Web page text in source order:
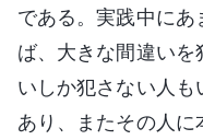
である。実践中に
ば、大きな間違い
いしか犯さない人
あり、またその人に